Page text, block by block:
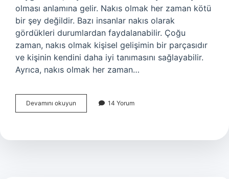
olması anlamına gelir. Nakıs olmak her zaman kötü
bir şey değildir. Bazı insanlar nakıs olarak
gördükleri durumlardan faydalanabilir. Çoğu
zaman, nakıs olmak kişisel gelişimin bir parçasıdır
ve kişinin kendini daha iyi tanımasını sağlayabilir.
Ayrıca, nakıs olmak her zaman…
Devamını okuyun
olmak
14 Yorum